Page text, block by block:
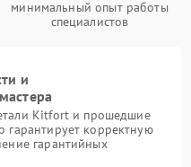
минимальный опыт работы
специалистов
и
Kitfort и прошедшие
гарантирует корректную
гарантийных